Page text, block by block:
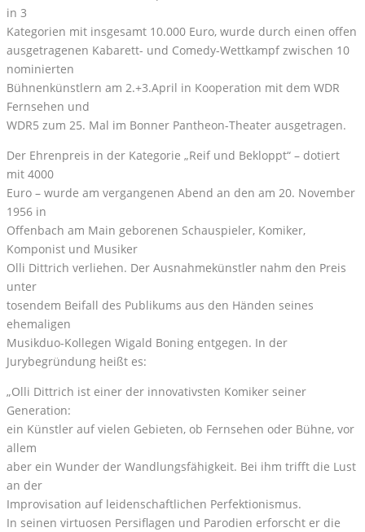
in 3
Kategorien mit insgesamt 10.000 Euro, wurde durch einen offen
ausgetragenen Kabarett- und Comedy-Wettkampf zwischen 10
nominierten
Bühnenkünstlern am 2.+3.April in Kooperation mit dem WDR
Fernsehen und
WDR5 zum 25. Mal im Bonner Pantheon-Theater ausgetragen.
Der Ehrenpreis in der Kategorie „Reif und Bekloppt“ – dotiert
mit 4000
Euro – wurde am vergangenen Abend an den am 20. November
1956 in
Offenbach am Main geborenen Schauspieler, Komiker,
Komponist und Musiker
Olli Dittrich verliehen. Der Ausnahmekünstler nahm den Preis
unter
tosendem Beifall des Publikums aus den Händen seines
ehemaligen
Musikduo-Kollegen Wigald Boning entgegen. In der
Jurybegründung heißt es:
„Olli Dittrich ist einer der innovativsten Komiker seiner
Generation:
ein Künstler auf vielen Gebieten, ob Fernsehen oder Bühne, vor
allem
aber ein Wunder der Wandlungsfähigkeit. Bei ihm trifft die Lust
an der
Improvisation auf leidenschaftlichen Perfektionismus.
In seinen virtuosen Persiflagen und Parodien erforscht er die